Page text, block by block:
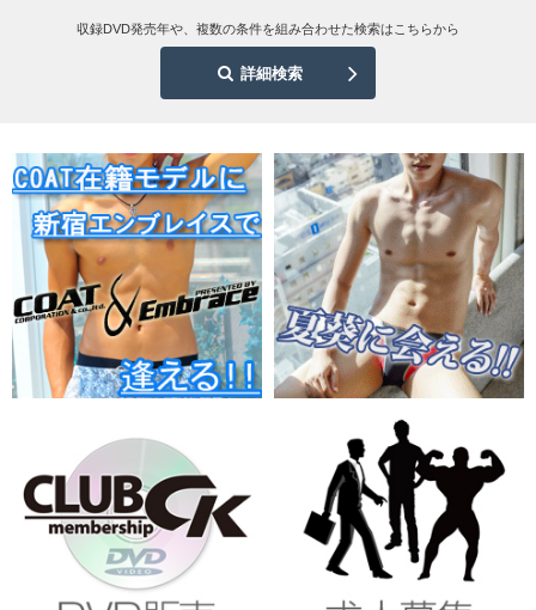
収録DVD発売年や、複数の条件を組み合わせた検索はこちらから
詳細検索